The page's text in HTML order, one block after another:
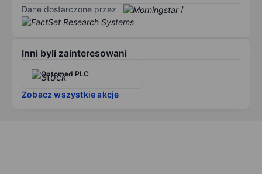
Dane dostarczone przez /
Inni byli zainteresowani
Optomed PLC
Zobacz wszystkie akcje